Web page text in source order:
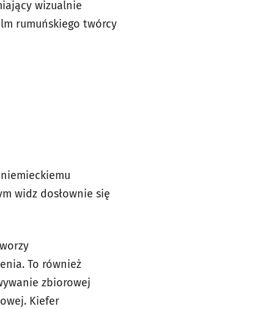
wizualnie
rumuńskiego twórcy
widz dosłownie się
To również
zbiorowej
Kiefer